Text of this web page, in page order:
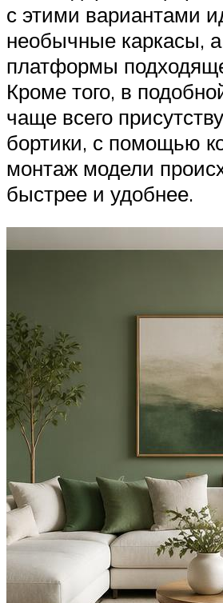
с этими вариантами
необычные каркасы,
платформы
Кроме того, в
чаще всего
бортики, с помощью
монтаж модели
быстрее и удобнее.